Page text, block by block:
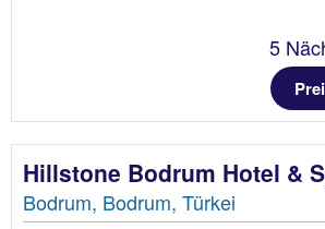
5
Hillstone Bodrum Hotel &
Bodrum, Bodrum, Türkei